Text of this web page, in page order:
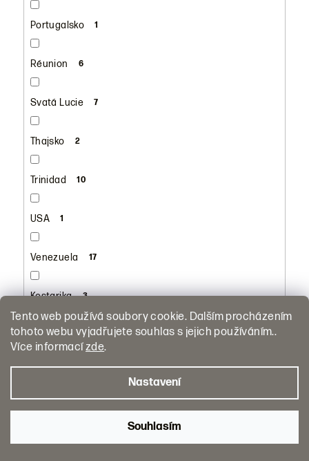
Tento web používá soubory cookie. Dalším procházením
tohoto webu vyjadřujete souhlas s jejich používáním..
Více informacízde.
Nastavení
Souhlasím
Portugalsko 1
Réunion 6
Svatá Lucie 7
Thajsko 2
Trinidad 10
USA 1
Venezuela 17
Kostarika 3
Druh